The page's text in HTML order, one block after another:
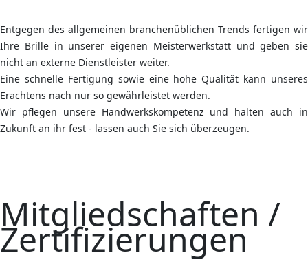
Entgegen des allgemeinen branchenüblichen Trends fertigen wir
Ihre Brille in unserer eigenen Meisterwerkstatt und geben sie
nicht an externe Dienstleister weiter.
Eine schnelle Fertigung sowie eine hohe Qualität kann unseres
Erachtens nach nur so gewährleistet werden.
Wir pflegen unsere Handwerkskompetenz und halten auch in
Zukunft an ihr fest - lassen auch Sie sich überzeugen.
Mitgliedschaften /
Zertifizierungen